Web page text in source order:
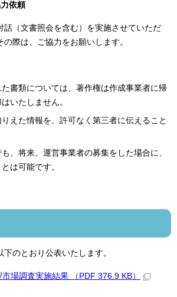
依頼
（文書照会を含む）を実施させていただ
の際は、ご協力をお願いします。
書類については、著作権は作成事業者に帰
いたしません。
えた情報を、許可なく第三者に伝えること
、将来、運営事業者の募集をした場合に、
は可能です。
のとおり公表いたします。
場調査実施結果 （PDF 376.9 KB）